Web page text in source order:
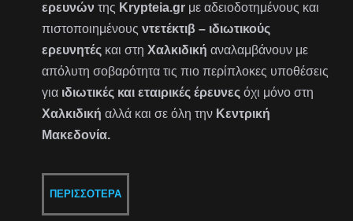
ερευνών της Krypteia.gr με αδειοδοτημένους και
πιστοποιημένουςντετέκτιβ – ιδιωτικούς
ερευνητές και στηΧαλκιδική αναλαμβάνουν με
απόλυτη σοβαρότητα τις πιο περίπλοκες υποθέσεις
για ιδιωτικές και εταιρικές έρευνες όχι μόνο στη
Χαλκιδική αλλά και σε όλη την Κεντρική
Μακεδονία.
ΠΕΡΙΣΣΌΤΕΡΑ